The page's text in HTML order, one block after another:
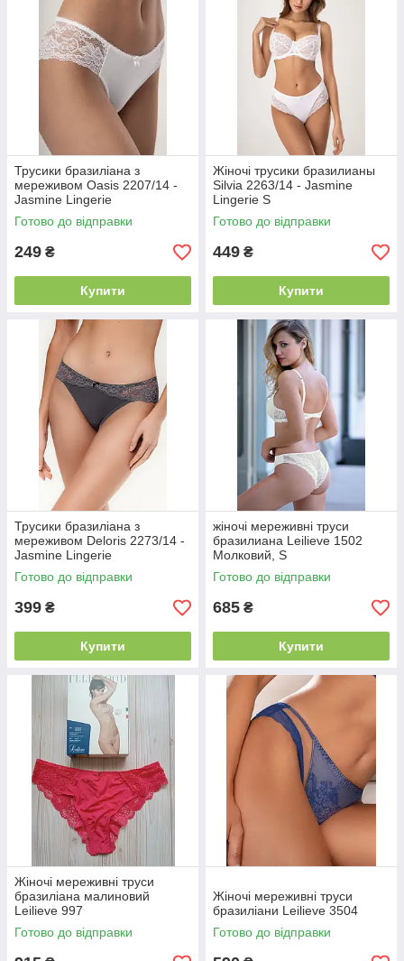
Трусики бразиліана з
мереживом Oasis 2207/14 -
Jasmine Lingerie
Готово до відправки
249 ₴
Купити
Жіночі трусики бразилианы
Silvia 2263/14 - Jasmine
Lingerie S
Готово до відправки
449 ₴
Купити
Трусики бразиліана з
мереживом Deloris 2273/14 -
Jasmine Lingerie
Готово до відправки
399 ₴
Купити
жіночі мереживні труси
бразилиана Leilieve 1502
Молковий, S
Готово до відправки
685 ₴
Купити
Жіночі мереживні труси
бразиліана малиновий
Leilieve 997
Готово до відправки
Жіночі мереживні труси
бразиліани Leilieve 3504
Готово до відправки